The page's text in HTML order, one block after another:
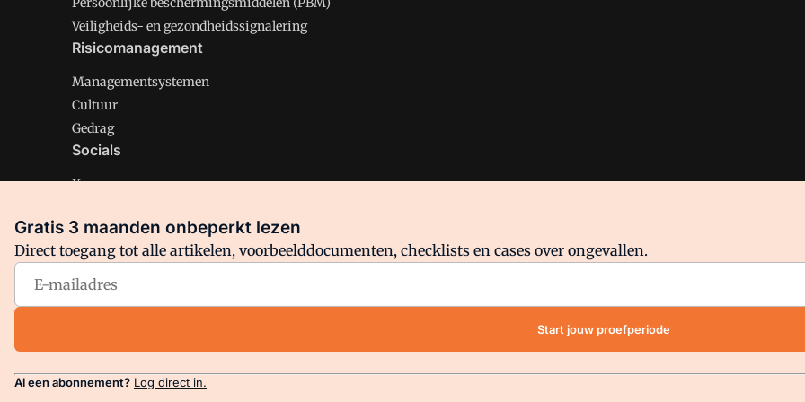
Veiligheids- en gezondheidssignalering
Risicomanagement
Managementsystemen
Cultuur
Gedrag
Socials
X
Facebook
Arbo is onderdeel van VMN media. Lees inons manifestwaar VMN media voor staat. Op gebruik van deze site zijn de
Gratis 3 maanden onbeperkt lezen
Direct toegang tot alle artikelen, voorbeelddocumenten, checklists en cases over ongevallen.
Start jouw proefperiode
Al een abonnement? Log direct in.